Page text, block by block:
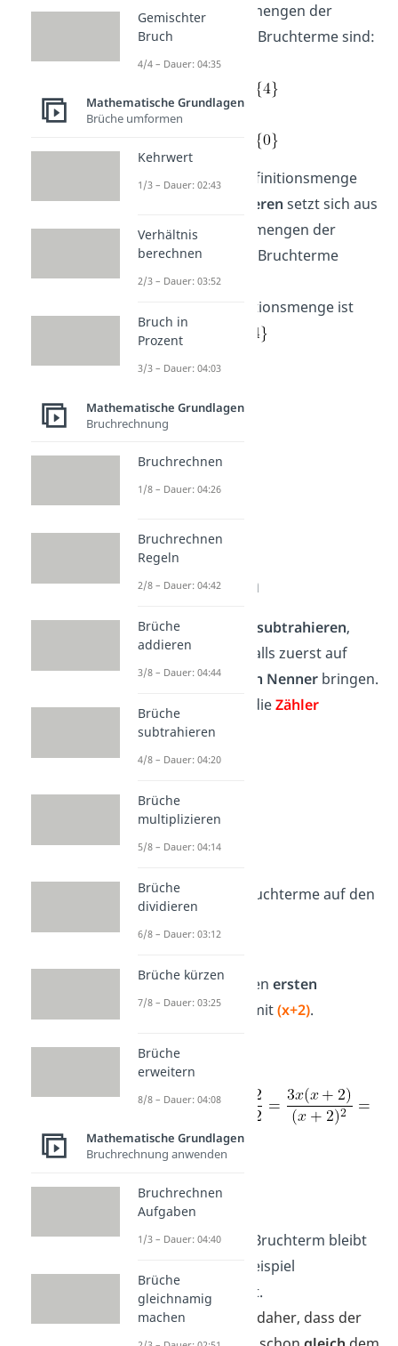
Die Definitionsmengen der
ursprünglichen Bruchterme sind:
Wichtig:Die Definitionsmenge
nach dem Addieren setzt sich aus
den Definitionsmengen der
ursprünglichen Bruchterme
zusammen
Die neue Definitionsmenge ist
also D =
Bruchterme
subtrahieren
Um Bruchterme zu subtrahieren,
musst du sie ebenfalls zuerst auf
einengemeinsamen Nennerbringen.
Danach kannst du dieZähler
subtrahieren.
Beispiel:
Bringe beide Bruchterme auf den
2
Erweitere den ersten
Bruchterm mit(x+2).
Derzweite
Bruchterm bleibt
in diesem Beispiel
unverändert.
Das kommt daher, dass der
Gemischter
Bruch
4/4 – Dauer: 04:35
Mathematische Grundlagen
Brüche umformen
Kehrwert
1/3 – Dauer: 02:43
Verhältnis
berechnen
2/3 – Dauer: 03:52
Bruch in
Prozent
3/3 – Dauer: 04:03
Mathematische Grundlagen
Bruchrechnung
Bruchrechnen
1/8 – Dauer: 04:26
Bruchrechnen
Regeln
2/8 – Dauer: 04:42
Brüche
addieren
3/8 – Dauer: 04:44
Brüche
subtrahieren
4/8 – Dauer: 04:20
Brüche
multiplizieren
5/8 – Dauer: 04:14
Brüche
dividieren
6/8 – Dauer: 03:12
Brüche kürzen
7/8 – Dauer: 03:25
Brüche
erweitern
8/8 – Dauer: 04:08
Mathematische Grundlagen
Bruchrechnung anwenden
Bruchrechnen
Aufgaben
1/3 – Dauer: 04:40
Brüche
gleichnamig
machen